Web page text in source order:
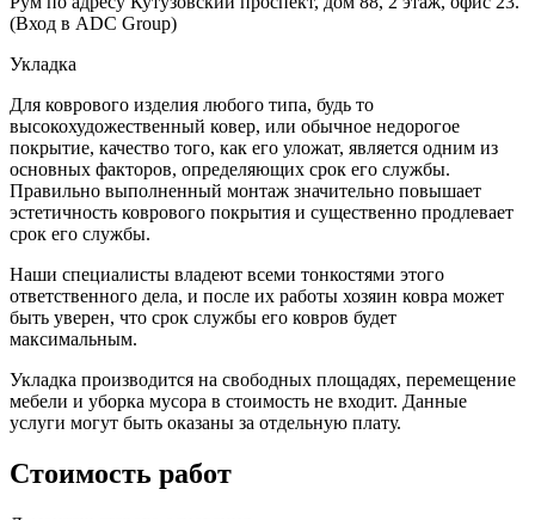
(Вход в ADC Group)
Укладка
Для коврового изделия любого типа, будь то
высокохудожественный ковер, или обычное недорогое
покрытие, качество того, как его уложат, является одним из
основных факторов, определяющих срок его службы.
Правильно выполненный монтаж значительно повышает
эстетичность коврового покрытия и существенно продлевает
срок его службы.
Наши специалисты владеют всеми тонкостями этого
ответственного дела, и после их работы хозяин ковра может
быть уверен, что срок службы его ковров будет
максимальным.
Укладка производится на свободных площадях, перемещение
мебели и уборка мусора в стоимость не входит. Данные
услуги могут быть оказаны за отдельную плату.
Стоимость работ